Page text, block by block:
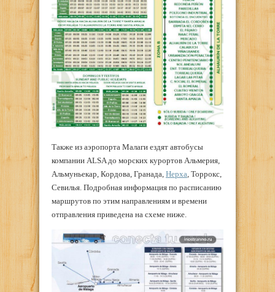
Также из аэропорта Малаги ездят автобусы
компании ALSA до морских курортов Альмерия,
Альмуньекар, Кордова, Гранада, Нерха , Торрокс,
Севилья. Подробная информация по расписанию
маршрутов по этим направлениям и времени
отправления приведена на схеме ниже.